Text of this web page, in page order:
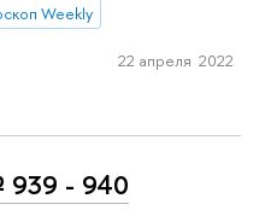
Weekly
22 апреля 2022
- 940